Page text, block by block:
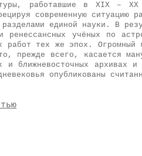
работавшие в XIX – XX
современную ситуацию
единой науки. В
ренессансных учёных по
работ тех же эпох.
прежде всего, касается
и ближневосточных архивах
опубликованы